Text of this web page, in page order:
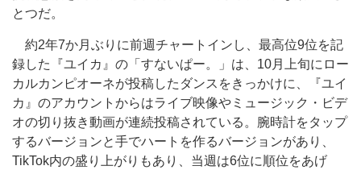
とつだ。
約2年7か月ぶりに前週チャートインし、最高位9位を記
録した『ユイカ』の「すないぱー。」は、10月上旬にロー
カルカンピオーネが投稿したダンスをきっかけに、『ユイ
カ』のアカウントからはライブ映像やミュージック・ビデ
オの切り抜き動画が連続投稿されている。腕時計をタップ
するバージョンと手でハートを作るバージョンがあり、
TikTok内の盛り上がりもあり、当週は6位に順位をあげ